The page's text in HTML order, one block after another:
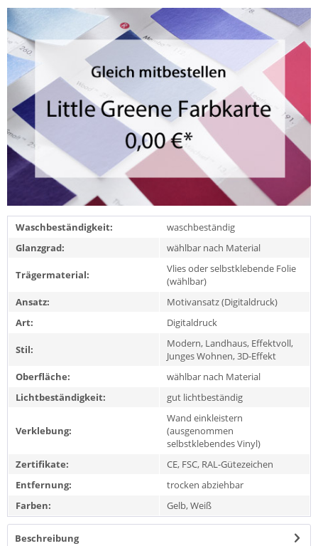
Waschbeständigkeit:
waschbeständig
Glanzgrad:
wählbar nach Material
Trägermaterial:
Vlies oder selbstklebende Folie
(wählbar)
Ansatz:
Motivansatz (Digitaldruck)
Art:
Digitaldruck
Stil:
Modern, Landhaus, Effektvoll,
Junges Wohnen, 3D-Effekt
Oberfläche:
wählbar nach Material
Lichtbeständigkeit:
gut lichtbeständig
Verklebung:
Wand einkleistern
(ausgenommen
selbstklebendes Vinyl)
Zertifikate:
CE, FSC, RAL-Gütezeichen
Entfernung:
trocken abziehbar
Farben:
Gelb, Weiß
Beschreibung